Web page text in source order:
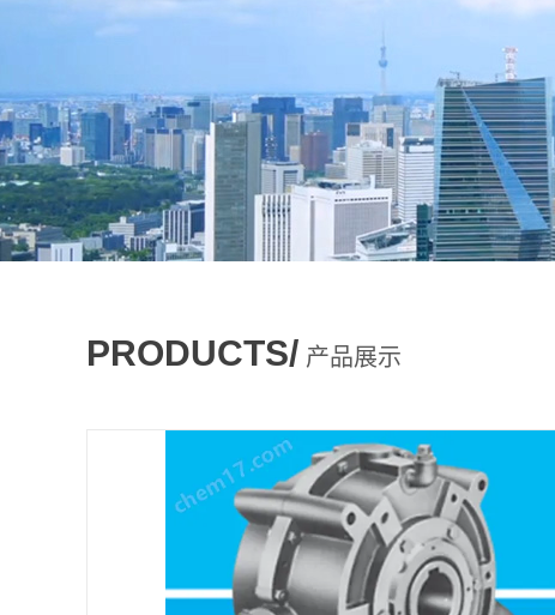
PRODUCTS/ 产品展示